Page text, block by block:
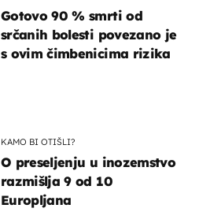
Gotovo 90 % smrti od
srčanih bolesti povezano je
s ovim čimbenicima rizika
KAMO BI OTIŠLI?
O preseljenju u inozemstvo
razmišlja 9 od 10
Europljana